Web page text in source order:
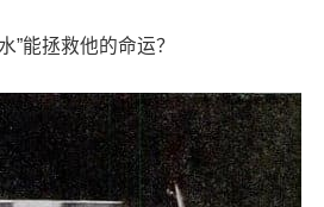
”能拯救他的命运？